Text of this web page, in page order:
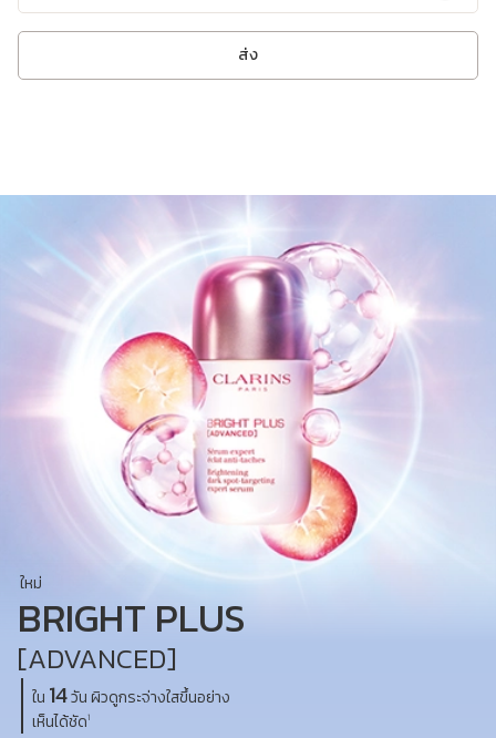
ส่ง
ใหม่
BRIGHT PLUS
[ADVANCED]
ใน 14วัน ผิวดูกระจ่างใสขึ้นอย่าง
เห็นได้ชัด1